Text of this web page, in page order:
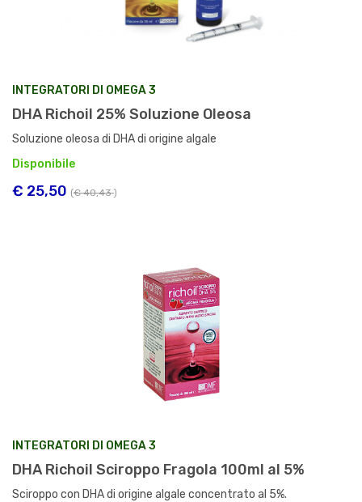
INTEGRATORI DI OMEGA 3
DHA Richoil 25% Soluzione Oleosa
Soluzione oleosa di DHA di origine algale
Disponibile
€ 25,50 (€ 40,43)
INTEGRATORI DI OMEGA 3
DHA Richoil Sciroppo Fragola 100ml al 5%
Sciroppo con DHA di origine algale concentrato al 5%.